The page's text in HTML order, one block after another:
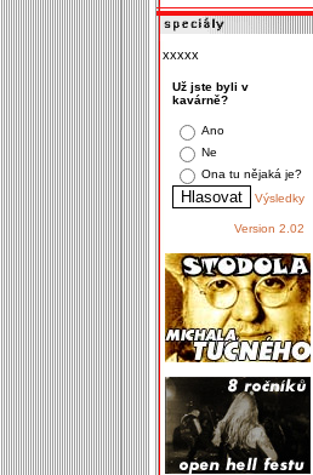
xxxxx
Už jste byli v
kavárně?
Ano
Ne
Ona tu nějaká je?
Výsledky
Version 2.02